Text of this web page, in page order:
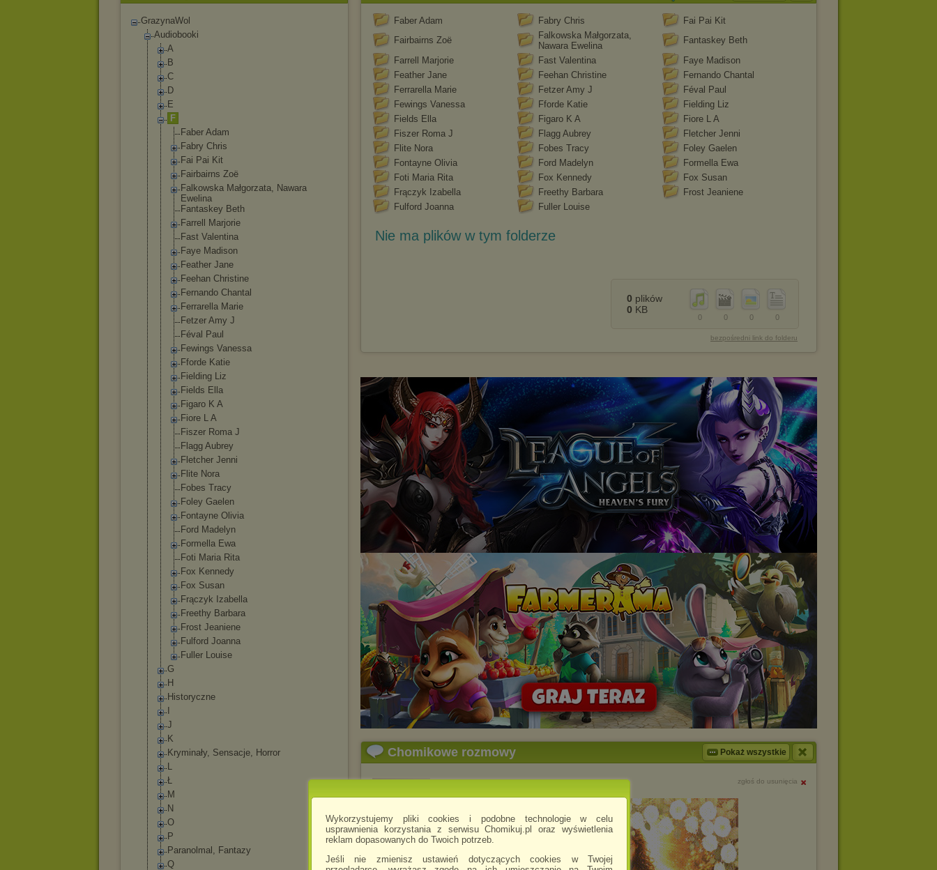
Wykorzystujemy pliki cookies i podobne technologie w celu
usprawnienia korzystania z serwisu Chomikuj.pl oraz wyświetlenia
reklam dopasowanych do Twoich potrzeb.
Jeśli nie zmienisz ustawień dotyczących cookies w Twojej
GrazynaWol
Audiobooki
A
B
C
D
E
F
Faber Adam
Fabry Chris
Fai Pai Kit
Fairbairns Zoë
Falkowska Małgorzata, Nawara
Ewelina
Fantaskey Beth
Farrell Marjorie
Fast Valentina
Faye Madison
Feather Jane
Feehan Christine
Fernando Chantal
Ferrarella Marie
Fetzer Amy J
Féval Paul
Fewings Vanessa
Fforde Katie
Fielding Liz
Fields Ella
Figaro K A
Fiore L A
Fiszer Roma J
Flagg Aubrey
Fletcher Jenni
Flite Nora
Fobes Tracy
Foley Gaelen
Fontayne Olivia
Ford Madelyn
Formella Ewa
Foti Maria Rita
Fox Kennedy
Fox Susan
Frączyk Izabella
Freethy Barbara
Frost Jeaniene
Fulford Joanna
Fuller Louise
G
H
Historyczne
J
K
Kryminały, Sensacje, Horror
L
Ł
M
N
O
P
Paranolmal, Fantazy
Q
Faber Adam Fabry Chris
Fai Pai Kit
Fairbairns Zoë
Falkowska Małgorzata,
Nawara Ewelina
Fantaskey Beth
Farrell Marjorie
Fast Valentina
Faye Madison
Feather Jane
Feehan Christine
Fernando Chantal
Ferrarella Marie
Fetzer Amy J
Féval Paul
Fewings Vanessa
Fforde Katie
Fielding Liz
Fields Ella
Figaro K A
Fiore L A
Fiszer Roma J
Flagg Aubrey
Fletcher Jenni
Flite Nora
Fobes Tracy
Foley Gaelen
Fontayne Olivia
Ford Madelyn
Formella Ewa
Foti Maria Rita
Fox Kennedy
Fox Susan
Frączyk Izabella
Freethy Barbara
Frost Jeaniene
Fulford Joanna
Fuller Louise
Nie ma plików w tym folderze
0
0
0
0
0 plików
0 KB
bezpośredni link do folderu
Chomikowe rozmowy Pokaż wszystkie
krisluck60 zgłoś do usunięcia